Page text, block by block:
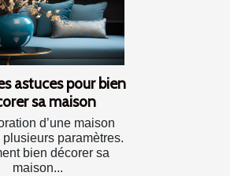
astuces pour bien
sa maison
d’une maison
paramètres.
bien décorer sa
maison...